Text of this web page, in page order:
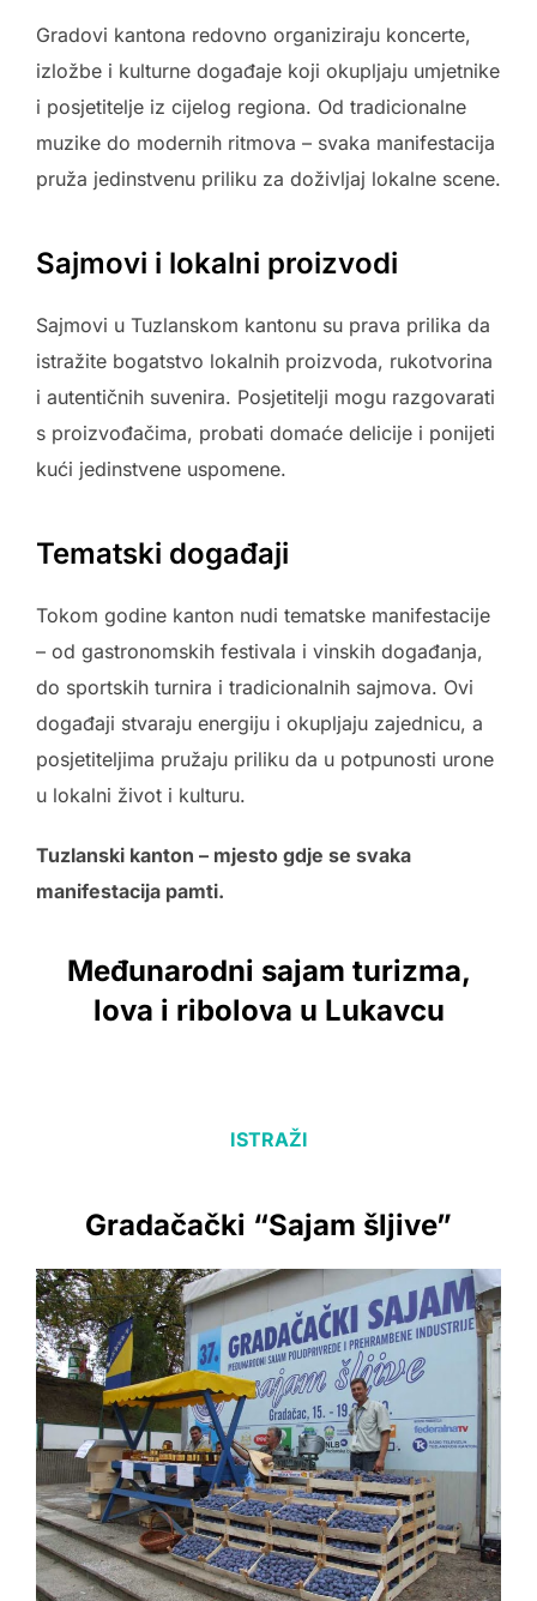
Gradovi kantona redovno organiziraju koncerte,
izložbe i kulturne događaje koji okupljaju umjetnike
i posjetitelje iz cijelog regiona. Od tradicionalne
muzike do modernih ritmova – svaka manifestacija
pruža jedinstvenu priliku za doživljaj lokalne scene.
Sajmovi i lokalni proizvodi
Sajmovi u Tuzlanskom kantonu su prava prilika da
istražite bogatstvo lokalnih proizvoda, rukotvorina
i autentičnih suvenira. Posjetitelji mogu razgovarati
s proizvođačima, probati domaće delicije i ponijeti
kući jedinstvene uspomene.
Tematski događaji
Tokom godine kanton nudi tematske manifestacije
– od gastronomskih festivala i vinskih događanja,
do sportskih turnira i tradicionalnih sajmova. Ovi
događaji stvaraju energiju i okupljaju zajednicu, a
posjetiteljima pružaju priliku da u potpunosti urone
u lokalni život i kulturu.
Tuzlanski kanton – mjesto gdje se svaka
manifestacija pamti.
Međunarodni sajam turizma,
lova i ribolova u Lukavcu
ISTRAŽI
Gradačački “Sajam šljive”